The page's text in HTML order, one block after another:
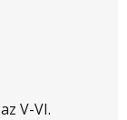
V-VI.